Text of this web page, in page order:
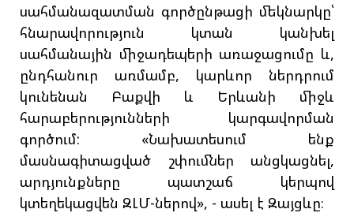
սահմանազատման գործընթացի մեկնարկը՝
հնարավորություն կտան կանխել
սահմանային միջադեպերի առաջացումը և,
ընդհանուր առմամբ, կարևոր ներդրում
կունենան Բաքվի և Երևանի միջև
հարաբերությունների կարգավորման
գործում: «Նախատեսում ենք
մասնագիտացված շփումներ անցկացնել,
արդյունքները պատշաճ կերպով
կտեղեկացվեն ԶԼՄ-ներով», - ասել է Զայցևը։